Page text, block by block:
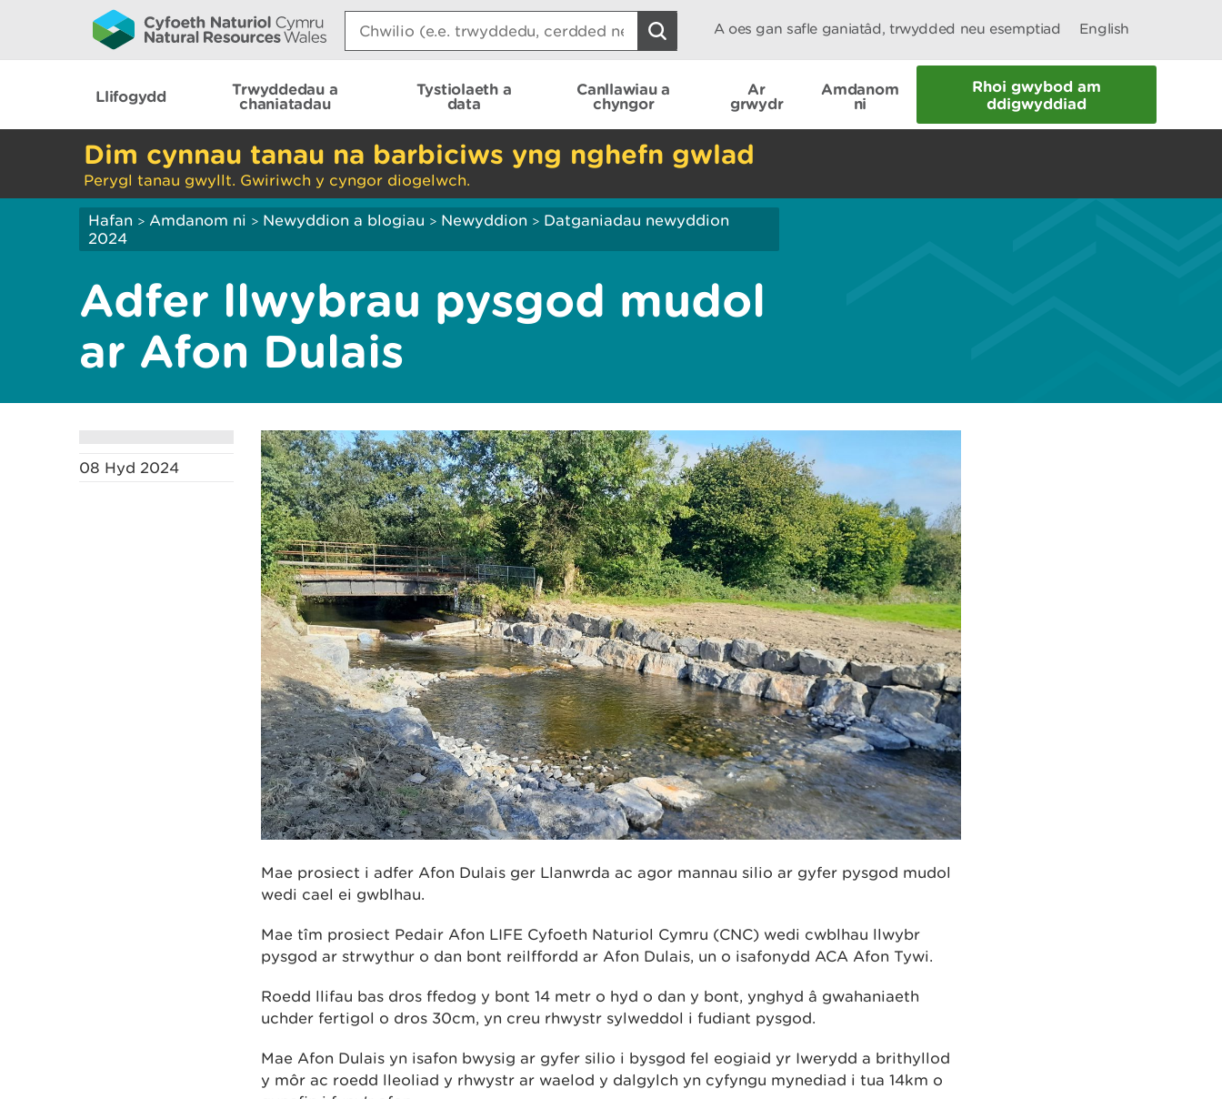
Search:
A oes gan safle ganiatâd, trwydded neu esemptiad English
Llifogydd
Trwyddedau a
chaniatadau
Tystiolaeth a
data
Canllawiau a
chyngor
Ar
grwydr
Amdanom
ni
Rhoi gwybod am
ddigwyddiad
Dim cynnau tanau na barbiciws yng nghefn gwlad
Perygl tanau gwyllt. Gwiriwch y cyngor diogelwch.
Hafan > Amdanom ni > Newyddion a blogiau > Newyddion > Datganiadau newyddion
2024
Adfer llwybrau pysgod mudol
ar Afon Dulais
08 Hyd 2024
Mae prosiect i adfer Afon Dulais ger Llanwrda ac agor mannau silio ar gyfer pysgod mudol
wedi cael ei gwblhau.
Mae tîm prosiect Pedair Afon LIFE Cyfoeth Naturiol Cymru (CNC) wedi cwblhau llwybr
pysgod ar strwythur o dan bont reilffordd ar Afon Dulais, un o isafonydd ACA Afon Tywi.
Roedd llifau bas dros ffedog y bont 14 metr o hyd o dan y bont, ynghyd â gwahaniaeth
uchder fertigol o dros 30cm, yn creu rhwystr sylweddol i fudiant pysgod.
Mae Afon Dulais yn isafon bwysig ar gyfer silio i bysgod fel eogiaid yr Iwerydd a brithyllod
y môr ac roedd lleoliad y rhwystr ar waelod y dalgylch yn cyfyngu mynediad i tua 14km o